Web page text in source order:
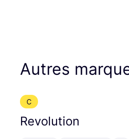
Autres
C
Revolution